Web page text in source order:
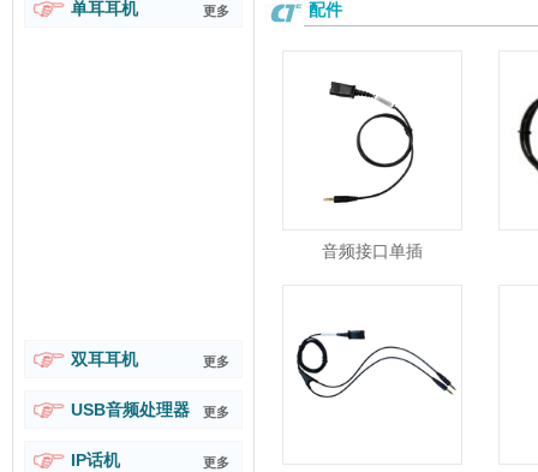
单耳耳机 更多
双耳耳机 更多
USB音频处理器 更多
IP话机 更多
配件
音频接口单插